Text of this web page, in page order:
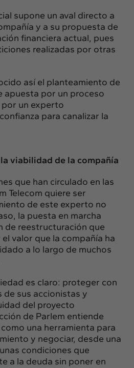
supone un aval directo a
y a su propuesta de
financiera actual, pues
realizadas por otras
así el planteamiento de
apuesta por un proceso
un experto
para canalizar la
viabilidad de la compañía
que han circulado en las
Telecom quiere ser
de este experto no
la puesta en marcha
de reestructuración que
valor que la compañía ha
a lo largo de muchos
es claro: proteger con
de sus accionistas y
del proyecto
de Parlem entiende
una herramienta para
y negociar, desde una
condiciones que
a la deuda sin poner en